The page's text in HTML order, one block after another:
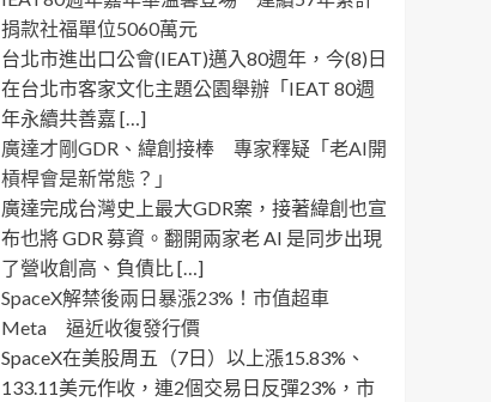
捐款社福單位5060萬元
台北市進出口公會(IEAT)邁入80週年，今(8)日
在台北市客家文化主題公園舉辦「IEAT 80週
年永續共善嘉 […]
廣達才剛GDR、緯創接棒 專家釋疑「老AI開
槓桿會是新常態？」
廣達完成台灣史上最大GDR案，接著緯創也宣
布也將 GDR 募資。翻開兩家老 AI 是同步出現
了營收創高、負債比 […]
SpaceX解禁後兩日暴漲23%！市值超車
Meta 逼近收復發行價
SpaceX在美股周五（7日）以上漲15.83%、
133.11美元作收，連2個交易日反彈23%，市